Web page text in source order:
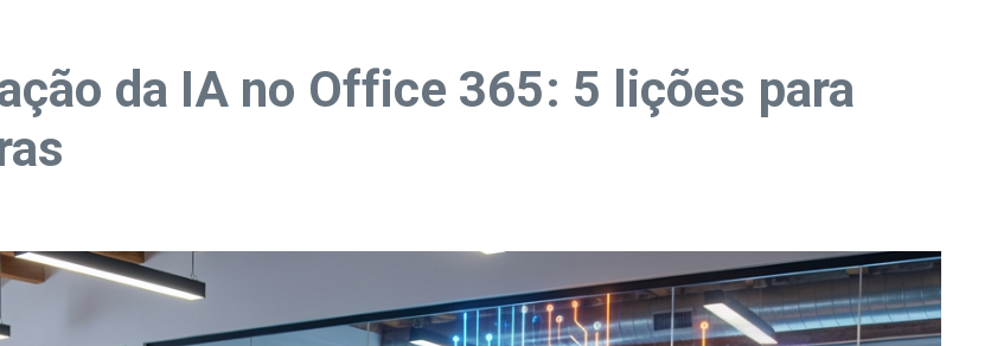
da IA no Office 365: 5 lições para